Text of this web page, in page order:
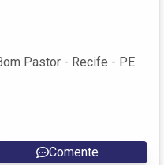
Pastor - Recife - PE
Comente